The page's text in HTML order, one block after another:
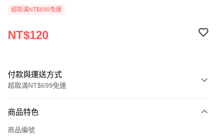
超取滿NT$699免運
NT$120
付款與運送方式
超取滿NT$699免運
信用卡一次付款
商品特色
商品編號